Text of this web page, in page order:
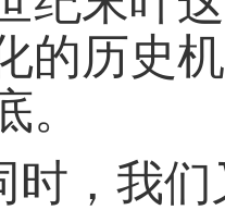
的历史
。
时，我